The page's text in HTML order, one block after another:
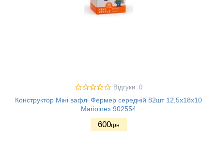
Відгуки: 0
Конструктор Міні вафлі Фермер середній 82шт 12,5х18х10
Marioinex 902554
600грн